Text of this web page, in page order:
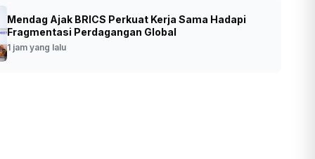
Mendag Ajak BRICS Perkuat Kerja Sama Hadapi
Fragmentasi Perdagangan Global
1 jam yang lalu